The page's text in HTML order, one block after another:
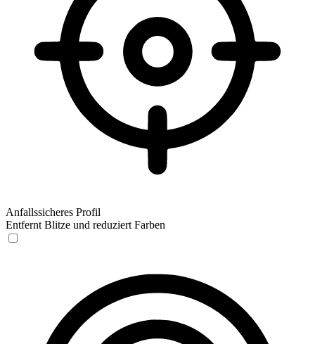
Anfallssicheres Profil
Entfernt Blitze und reduziert Farben